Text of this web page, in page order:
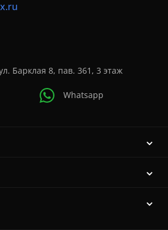
Барклая 8, пав. 361, 3 этаж
Whatsapp